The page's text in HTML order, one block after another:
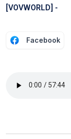
[VOVWORLD] -
Facebook